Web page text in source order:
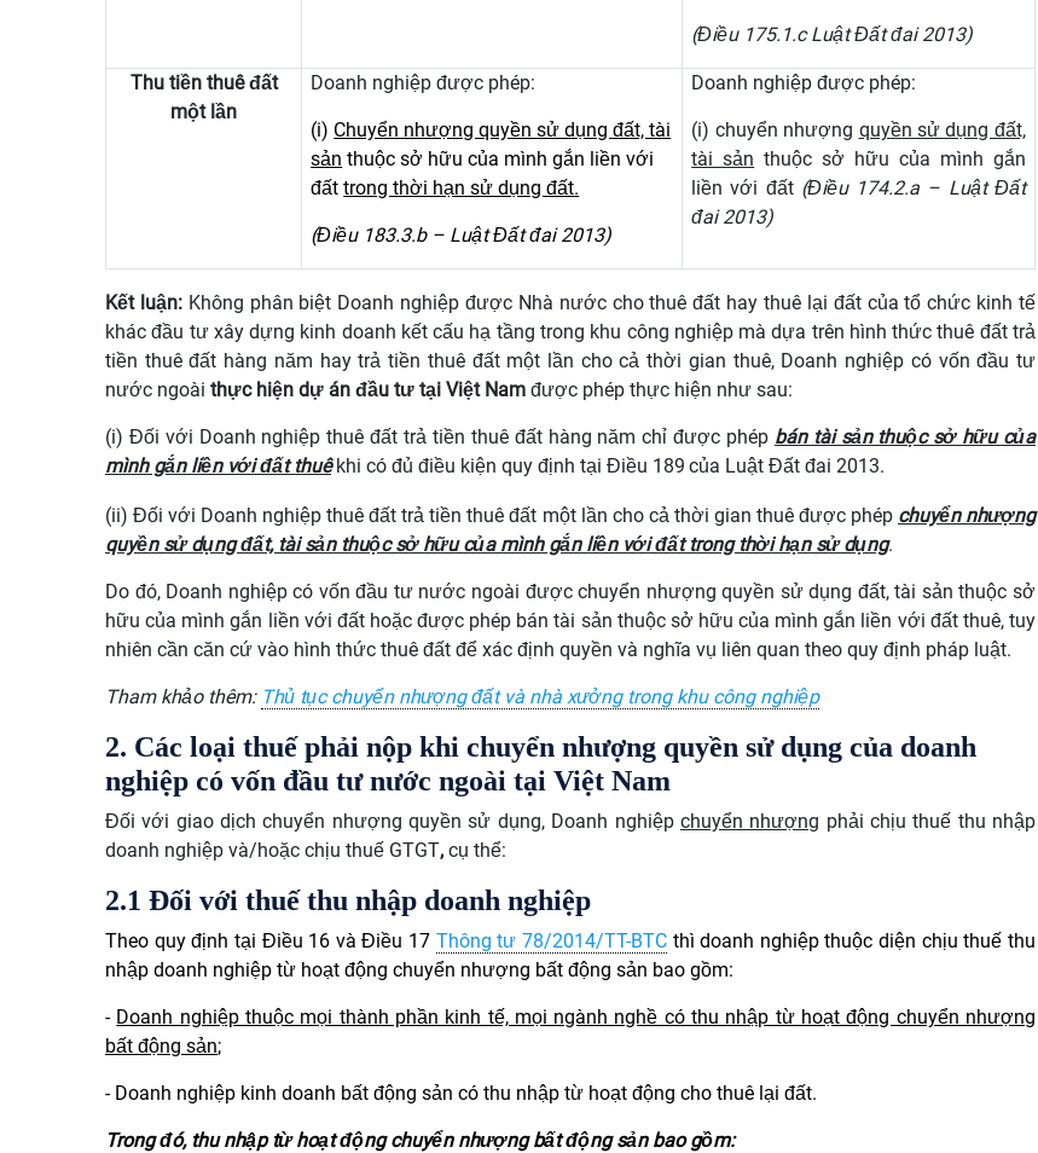
(Điều 175.1.c Luật Đất đai 2013)
Thu tiền thuê đất
một lần
Doanh nghiệp được phép:
(i) Chuyển nhượng quyền sử dụng đất, tài
sản thuộc sở hữu của mình gắn liền với
đấttrong thời hạn sử dụng đất.
(Điều 183.3.b – Luật Đất đai 2013)
Doanh nghiệp được phép:
(i) chuyển nhượng quyền sử dụng đất,
tài sản thuộc sở hữu của mình gắn
liền với đất (Điều 174.2.a – Luật Đất
đai 2013)
Kết luận:Không phân biệt Doanh nghiệp được Nhà nước cho thuê đất hay thuê lại đất của tổ chức kinh tế
khác đầu tư xây dựng kinh doanh kết cấu hạ tầng trong khu công nghiệp mà dựa trên hình thức thuê đất trả
tiền thuê đất hàng năm hay trả tiền thuê đất một lần cho cả thời gian thuê, Doanh nghiệp có vốn đầu tư
nước ngoài thực hiện dự án đầu tư tại Việt Nam được phép thực hiện như sau:
(i) Đối với Doanh nghiệp thuê đất trả tiền thuê đất hàng năm chỉ được phép bán tài sản thuộc sở hữu của
mình gắn liền với đất thuêkhi có đủ điều kiện quy định tại Điều 189 của Luật Đất đai 2013.
(ii) Đối với Doanh nghiệp thuê đất trả tiền thuê đất một lần cho cả thời gian thuê được phép chuyển nhượng
quyền sử dụng đất, tài sản thuộc sở hữu của mình gắn liền với đất trong thời hạn sử dụng.
Do đó, Doanh nghiệp có vốn đầu tư nước ngoài được chuyển nhượng quyền sử dụng đất,tài sản thuộc sở
hữu của mình gắn liền với đấthoặcđược phép bán tài sản thuộc sở hữu của mình gắn liền với đất thuê, tuy
nhiên cần căn cứ vào hình thức thuê đất để xác định quyền và nghĩa vụ liên quan theo quy định pháp luật.
Tham khảo thêm: Thủ tục chuyển nhượng đất và nhà xưởng trong khu công nghiệp
2. Các loại thuế phải nộp khi chuyển nhượng quyền sử dụng của doanh
nghiệp có vốn đầu tư nước ngoài tại Việt Nam
Đối với giao dịch chuyển nhượng quyền sử dụng, Doanh nghiệp chuyển nhượng phải chịu thuế thu nhập
doanh nghiệp và/hoặc chịu thuế GTGT, cụ thể:
2.1 Đối với thuế thu nhập doanh nghiệp
Theo quy định tại Điều 16 và Điều 17 Thông tư 78/2014/TT-BTCthì doanh nghiệp thuộc diện chịu thuế thu
nhập doanh nghiệp từ hoạt động chuyển nhượng bất động sản bao gồm:
- Doanh nghiệp thuộc mọi thành phần kinh tế, mọi ngành nghề có thu nhập từ hoạt động chuyển nhượng
bất động sản;
- Doanh nghiệp kinh doanh bất động sản có thu nhập từ hoạt động cho thuê lại đất.
Trong đó, thu nhập từ hoạt động chuyển nhượng bất động sản bao gồm: